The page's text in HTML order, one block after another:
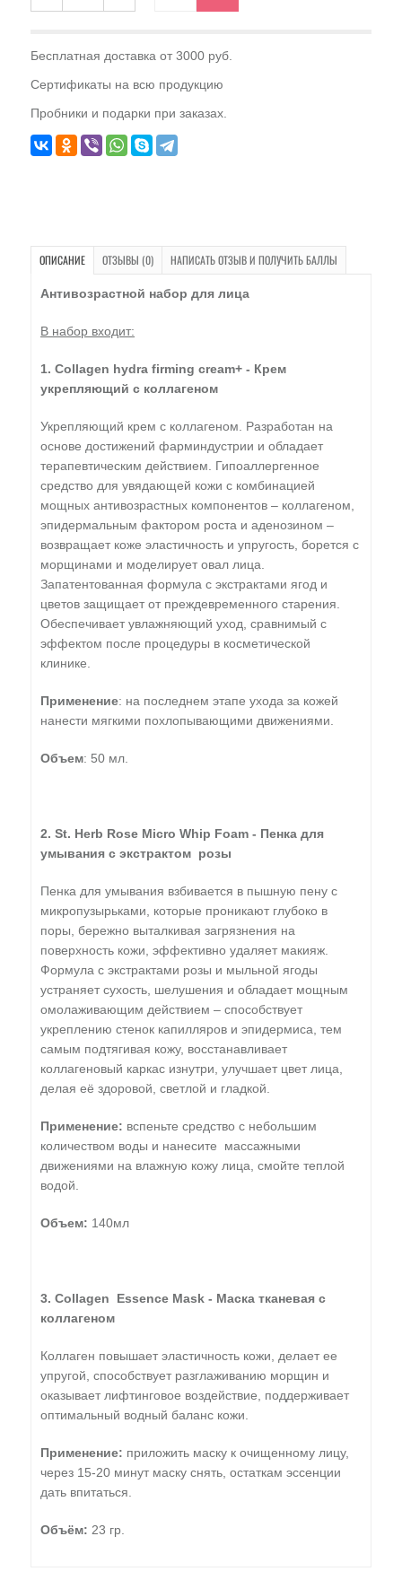
Бесплатная доставка от 3000 руб.
Сертификаты на всю продукцию
Пробники и подарки при заказах.
ОПИСАНИЕ ОТЗЫВЫ (0) НАПИСАТЬ ОТЗЫВ И ПОЛУЧИТЬ БАЛЛЫ
Антивозрастной набор для лица
В набор входит:
1. Collagen hydra firming cream+ - Крем
укрепляющий с коллагеном
Укрепляющий крем с коллагеном. Разработан на
основе достижений фарминдустрии и обладает
терапевтическим действием. Гипоаллергенное
средство для увядающей кожи с комбинацией
мощных антивозрастных компонентов – коллагеном,
эпидермальным фактором роста и аденозином –
возвращает коже эластичность и упругость, борется с
морщинами и моделирует овал лица.
Запатентованная формула с экстрактами ягод и
цветов защищает от преждевременного старения.
Обеспечивает увлажняющий уход, сравнимый с
эффектом после процедуры в косметической
клинике.
Применение: на последнем этапе ухода за кожей
нанести мягкими похлопывающими движениями.
Объем: 50 мл.
2. St. Herb Rose Micro Whip Foam - Пенка для
умывания с экстрактом розы
Пенка для умывания взбивается в пышную пену с
микропузырьками, которые проникают глубоко в
поры, бережно выталкивая загрязнения на
поверхность кожи, эффективно удаляет макияж.
Формула с экстрактами розы и мыльной ягоды
устраняет сухость, шелушения и обладает мощным
омолаживающим действием – способствует
укреплению стенок капилляров и эпидермиса, тем
самым подтягивая кожу, восстанавливает
коллагеновый каркас изнутри, улучшает цвет лица,
делая её здоровой, светлой и гладкой.
Применение: вспеньте средство с небольшим
количеством воды и нанесите массажными
движениями на влажную кожу лица, смойте теплой
водой.
Объем: 140мл
3. Collagen Essence Mask - Маска тканевая с
коллагеном
Коллаген повышает эластичность кожи, делает ее
упругой, способствует разглаживанию морщин и
оказывает лифтинговое воздействие, поддерживает
оптимальный водный баланс кожи.
Применение: приложить маску к очищенному лицу,
через 15-20 минут маску снять, остаткам эссенции
дать впитаться.
Объём: 23 гр.